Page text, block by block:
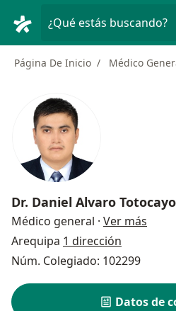
¿Qué estás buscando?
Página De Inicio Médico
Dr. Daniel Alvaro Totocayo
Médico general · Ver más
Arequipa 1 dirección
Núm. Colegiado: 102299
Datos de